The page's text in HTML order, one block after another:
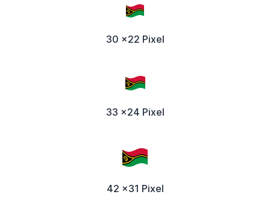
30 x22 Pixel
33 x24 Pixel
42 x31 Pixel